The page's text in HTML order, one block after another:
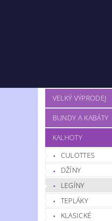
VELKÝ VÝPRODEJ
BUNDY A KABÁTY
KALHOTY
CULOTTES
DŽÍNY
LEGÍNY
TEPLÁKY
KLASICKÉ